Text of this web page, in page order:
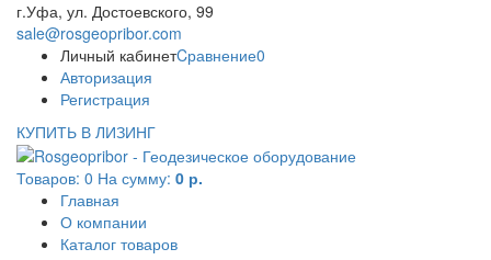
г.Уфа, ул. Достоевского, 99
sale@rosgeopribor.com
Личный кабинет
Авторизация
Регистрация
Cравнение0
КУПИТЬ В ЛИЗИНГ
Товаров: 0 На сумму: 0 р.
Главная
О компании
Каталог товаров